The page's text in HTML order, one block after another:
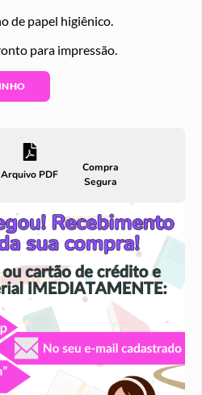
de papel higiênico.
para impressão.
Arquivo PDF
Compra
Segura